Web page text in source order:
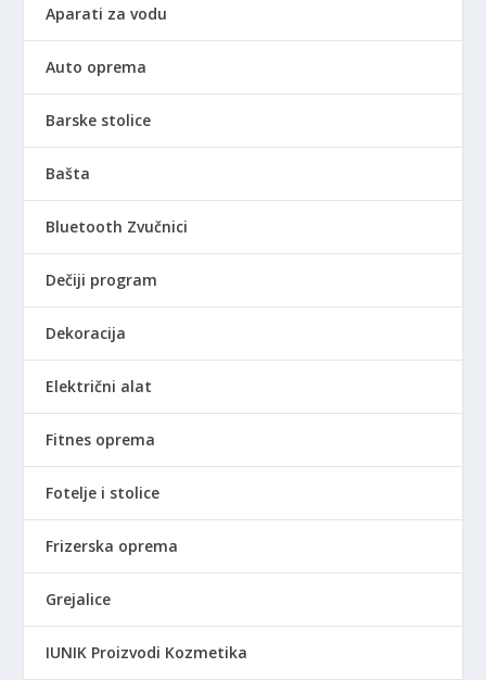
Aparati za vodu
Auto oprema
Barske stolice
Bašta
Bluetooth Zvučnici
Dečiji program
Dekoracija
Električni alat
Fitnes oprema
Fotelje i stolice
Frizerska oprema
Grejalice
IUNIK Proizvodi Kozmetika